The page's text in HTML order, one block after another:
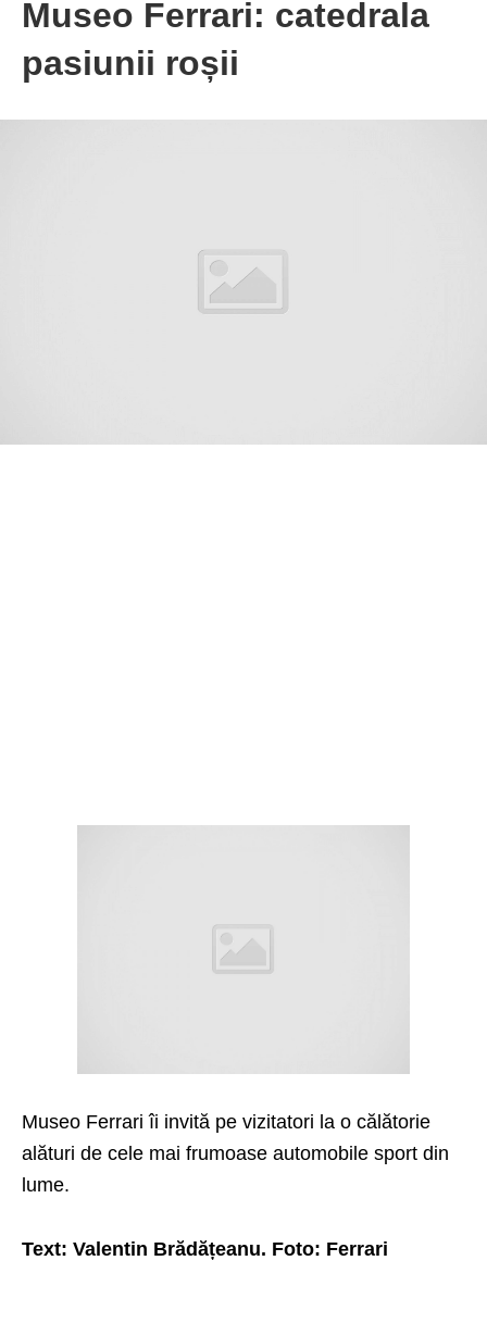
Museo Ferrari: catedrala
pasiunii roșii
Museo Ferrari îi invită pe vizitatori la o călătorie
alături de cele mai frumoase automobile sport din
lume.
Text: Valentin Brădățeanu. Foto: Ferrari